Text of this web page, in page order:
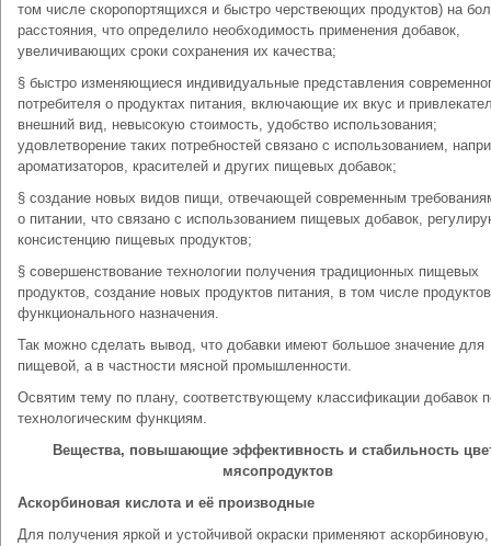
том числе скоропортящихся и быстро черствеющих продуктов) на
расстояния, что определило необходимость применения добавок,
увеличивающих сроки сохранения их качества;
§ быстро изменяющиеся индивидуальные представления
потребителя о продуктах питания, включающие их вкус и
внешний вид, невысокую стоимость, удобство использования;
удовлетворение таких потребностей связано с использованием,
ароматизаторов, красителей и других пищевых добавок;
§ создание новых видов пищи, отвечающей современным
о питании, что связано с использованием пищевых добавок,
консистенцию пищевых продуктов;
§ совершенствование технологии получения традиционных пищевых
продуктов, создание новых продуктов питания, в том числе продуктов
функционального назначения.
Так можно сделать вывод, что добавки имеют большое значение для
пищевой, а в частности мясной промышленности.
Освятим тему по плану, соответствующему классификации добавок
технологическим функциям.
Вещества, повышающие эффективность и стабильность
мясопродуктов
Аскорбиновая кислота и её производные
Для получения яркой и устойчивой окраски применяют аскорбиновую,